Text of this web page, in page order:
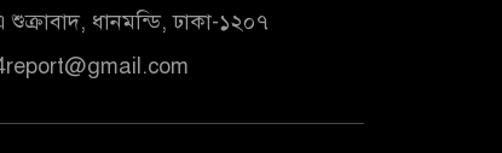
ধানমন্ডি, ঢাকা-১২০৭